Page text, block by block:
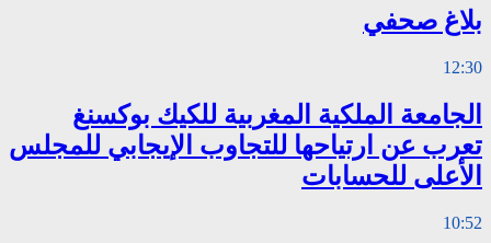
بلاغ صحفي
12:30
الجامعة الملكية المغربية للكيك بوكسنغ
تعرب عن ارتياحها للتجاوب الإيجابي للمجلس
الأعلى للحسابات
10:52